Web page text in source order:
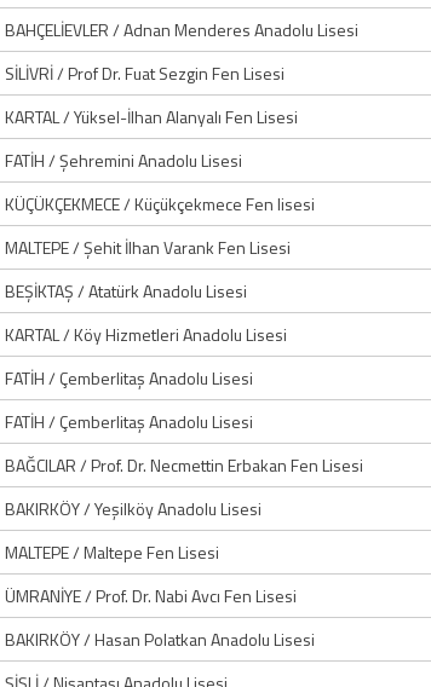
BAHÇELİEVLER / Adnan Menderes Anadolu Lisesi
SİLİVRİ / Prof Dr. Fuat Sezgin Fen Lisesi
KARTAL / Yüksel-İlhan Alanyalı Fen Lisesi
FATİH / Şehremini Anadolu Lisesi
KÜÇÜKÇEKMECE / Küçükçekmece Fen lisesi
MALTEPE / Şehit İlhan Varank Fen Lisesi
BEŞİKTAŞ / Atatürk Anadolu Lisesi
KARTAL / Köy Hizmetleri Anadolu Lisesi
FATİH / Çemberlitaş Anadolu Lisesi
FATİH / Çemberlitaş Anadolu Lisesi
BAĞCILAR / Prof. Dr. Necmettin Erbakan Fen Lisesi
BAKIRKÖY / Yeşilköy Anadolu Lisesi
MALTEPE / Maltepe Fen Lisesi
ÜMRANİYE / Prof. Dr. Nabi Avcı Fen Lisesi
BAKIRKÖY / Hasan Polatkan Anadolu Lisesi